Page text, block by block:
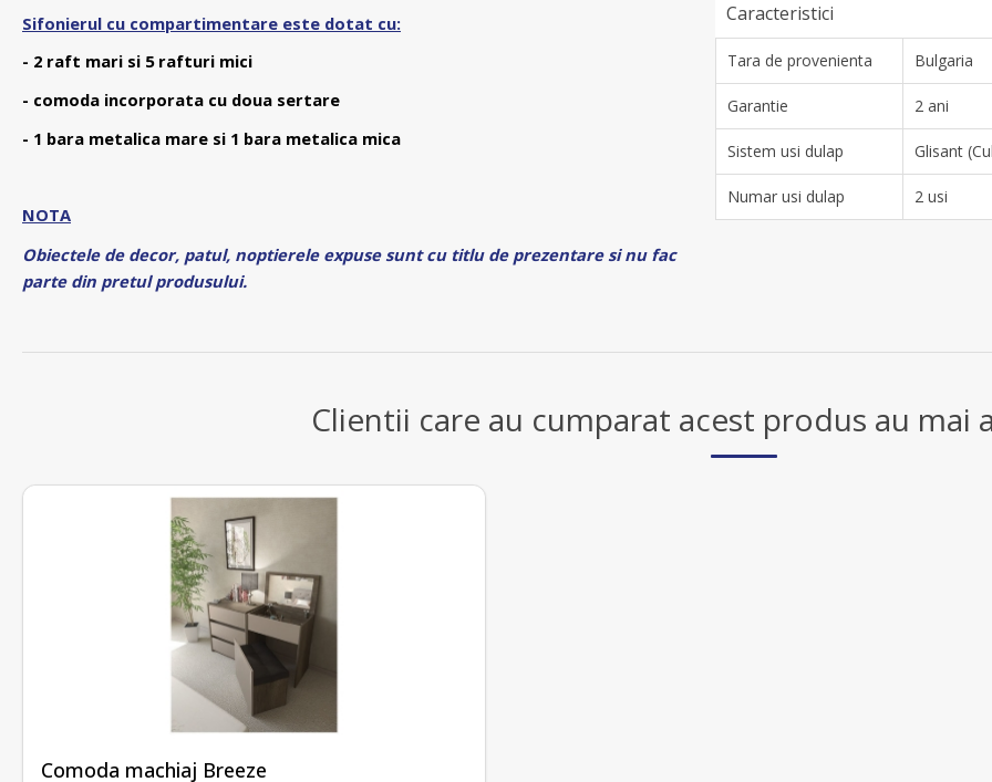
Sifonierul cu compartimentare este dotat cu:
- 2 raft mari si 5 rafturi mici
- comoda incorporata cu doua sertare
- 1 bara metalica mare si 1 bara metalica mica
NOTA
Obiectele de decor, patul, noptierele expuse sunt cu titlu de prezentare si nu fac
parte din pretul produsului.
Caracteristici
Tara de provenienta Bulgaria
Garantie 2 ani
Sistem usi dulap Glisant
Numar usi dulap 2 usi
Clientii care au cumparat acest produs au mai
Comoda machiaj Breeze